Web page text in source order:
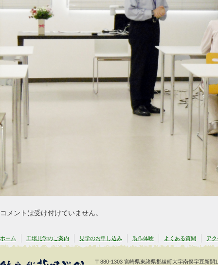
コメントは受け付けていません。
ホーム 工場見学のご案内 見学のお申し込み 製作体験 よくある質問 ア
〒880-1303 宮崎県東諸県郡綾町大字南俣字豆新開